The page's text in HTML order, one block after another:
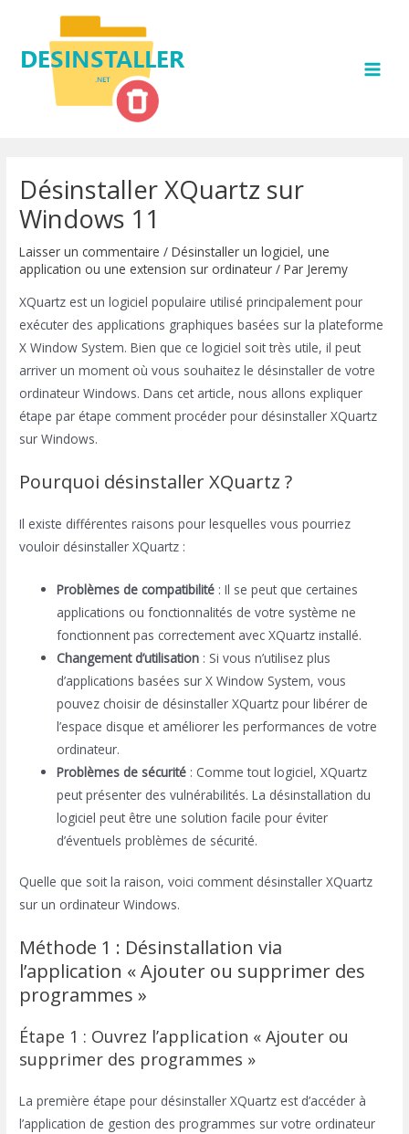
contenu
Désinstaller XQuartz sur
Windows 11
Laisser un commentaire /Désinstaller un logiciel, une
application ou une extension sur ordinateur / Par Jeremy
XQuartz est un logiciel populaire utilisé principalement pour
exécuter des applications graphiques basées sur la plateforme
X Window System. Bien que ce logiciel soit très utile, il peut
arriver un moment où vous souhaitez le désinstaller de votre
ordinateur Windows. Dans cet article, nous allons expliquer
étape par étape comment procéder pour désinstaller XQuartz
sur Windows.
Pourquoi désinstaller XQuartz ?
Il existe différentes raisons pour lesquelles vous pourriez
vouloir désinstaller XQuartz :
Problèmes de compatibilité : Il se peut que certaines
applications ou fonctionnalités de votre système ne
fonctionnent pas correctement avec XQuartz installé.
Changement d’utilisation : Si vous n’utilisez plus
d’applications basées sur X Window System, vous
pouvez choisir de désinstaller XQuartz pour libérer de
l’espace disque et améliorer les performances de votre
ordinateur.
Problèmes de sécurité : Comme tout logiciel, XQuartz
peut présenter des vulnérabilités. La désinstallation du
logiciel peut être une solution facile pour éviter
d’éventuels problèmes de sécurité.
Quelle que soit la raison, voici comment désinstaller XQuartz
sur un ordinateur Windows.
Méthode 1 : Désinstallation via
l’application « Ajouter ou supprimer des
programmes »
Étape 1 : Ouvrez l’application « Ajouter ou
supprimer des programmes »
La première étape pour désinstaller XQuartz est d’accéder à
l’application de gestion des programmes sur votre ordinateur